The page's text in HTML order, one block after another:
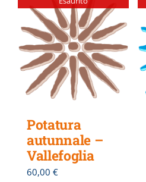
Potatura
autunnale –
Vallefoglia
60,00 €